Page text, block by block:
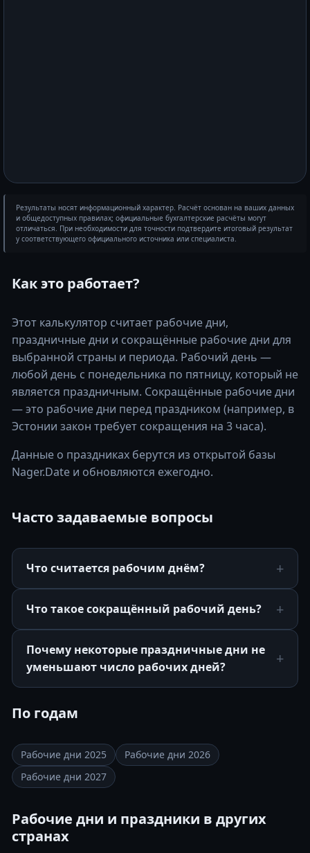
Результаты носят информационный характер. Расчёт основан на ваших данных
и общедоступных правилах; официальные бухгалтерские расчёты могут
отличаться. При необходимости для точности подтвердите итоговый результат
у соответствующего официального источника или специалиста.
Как это работает?
Этот калькулятор считает рабочие дни,
праздничные дни и сокращённые рабочие дни для
выбранной страны и периода. Рабочий день —
любой день с понедельника по пятницу, который не
является праздничным. Сокращённые рабочие дни
— это рабочие дни перед праздником (например, в
Эстонии закон требует сокращения на 3 часа).
Данные о праздниках берутся из открытой базы
Nager.Date и обновляются ежегодно.
Часто задаваемые вопросы
Что считается рабочим днём?
Что такое сокращённый рабочий день?
Почему некоторые праздничные дни не
уменьшают число рабочих дней?
По годам
Рабочие дни 2025
Рабочие дни 2026
Рабочие дни 2027
Рабочие дни и праздники в других
странах